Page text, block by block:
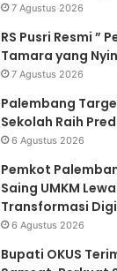
7 Agustus 2026
RS Pusri Resmi ”
Tamara yang
7 Agustus 2026
Palembang
Sekolah Raih
6 Agustus 2026
Pemkot
Saing UMKM
Transformasi
6 Agustus 2026
Bupati OKUS